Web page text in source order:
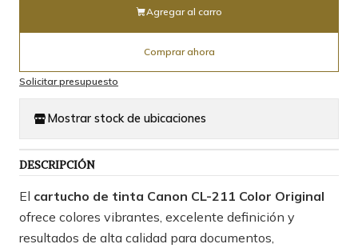
Agregar al carro
Comprar ahora
Solicitar presupuesto
Mostrar stock de ubicaciones
DESCRIPCIÓN
El cartucho de tinta Canon CL-211 Color Original
ofrece colores vibrantes, excelente definición y
resultados de alta calidad para documentos,